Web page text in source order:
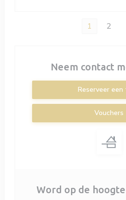
1 2
Neem contact
Reserveer
Vouchers
Word op de